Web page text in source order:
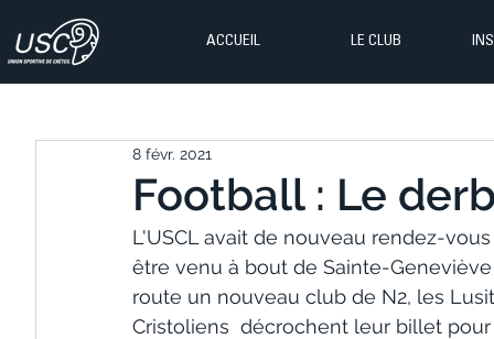
ACCUEIL LE CLUB
Football : Le
8 févr. 2021
L'USCL avait de nouveau rendez-
être venu à bout de Sainte-
route un nouveau club de N2, les
Cristoliens  décrochent leur billet